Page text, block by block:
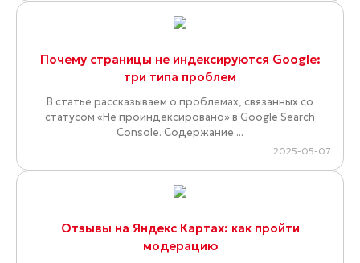
Почему страницы не индексируются Google:
три типа проблем
В статье рассказываем о проблемах, связанных со
статусом «Не проиндексировано» в Google Search
Console. Содержание ...
2025-05-07
Отзывы на Яндекс Картах: как пройти
модерацию